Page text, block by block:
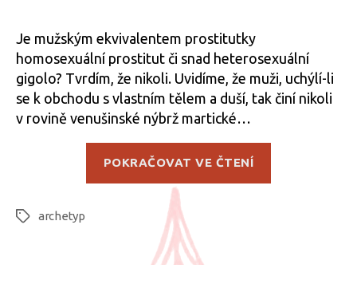
aneb
Je mužským ekvivalentem prostitutky
homosexuální prostitut či snad heterosexuální
gigolo? Tvrdím, že nikoli. Uvidíme, že muži, uchýlí-li
se k obchodu s vlastním tělem a duší, tak činí nikoli
v rovině venušinské nýbrž martické…
POKRAČOVAT VE ČTENÍ
Štítkyarchetyp